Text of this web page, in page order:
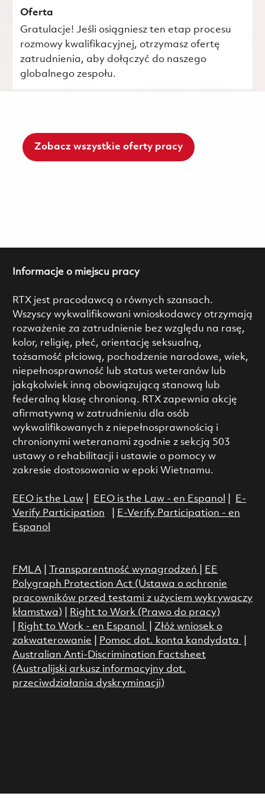
Oferta
Gratulacje! Jeśli osiągniesz ten etap procesu
rozmowy kwalifikacyjnej, otrzymasz ofertę
zatrudnienia, aby dołączyć do naszego
globalnego zespołu.
Zobacz wszystkie oferty pracy
Informacje o miejscu pracy
RTX jest pracodawcą o równych szansach.
Wszyscy wykwalifikowani wnioskodawcy otrzymają
rozważenie za zatrudnienie bez względu na rasę,
kolor, religię, płeć, orientację seksualną,
tożsamość płciową, pochodzenie narodowe, wiek,
niepełnosprawność lub status weteranów lub
jakąkolwiek inną obowiązującą stanową lub
federalną klasę chronioną. RTX zapewnia akcję
afirmatywną w zatrudnieniu dla osób
wykwalifikowanych z niepełnosprawnością i
chronionymi weteranami zgodnie z sekcją 503
ustawy o rehabilitacji i ustawie o pomocy w
zakresie dostosowania w epoki Wietnamu.
EEO is the Law| EEO is the Law - en Espanol
E-
Verify Participation
E-Verify Participation - en
Espanol
FMLA| Transparentność wynagrodzeń
EE
Polygraph Protection Act (Ustawa o ochronie
pracowników przed testami z użyciem wykrywaczy
kłamstwa)
Right to Work (Prawo do pracy)
Right to Work - en Espanol
Złóż wniosek o
zakwaterowanie
Pomoc dot. konta kandydata
Australian Anti-Discrimination Factsheet
(Australijski arkusz informacyjny dot.
przeciwdziałania dyskryminacji)